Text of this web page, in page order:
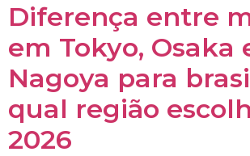
Diferença entre
em Tokyo, Osaka
Nagoya para
qual região
2026